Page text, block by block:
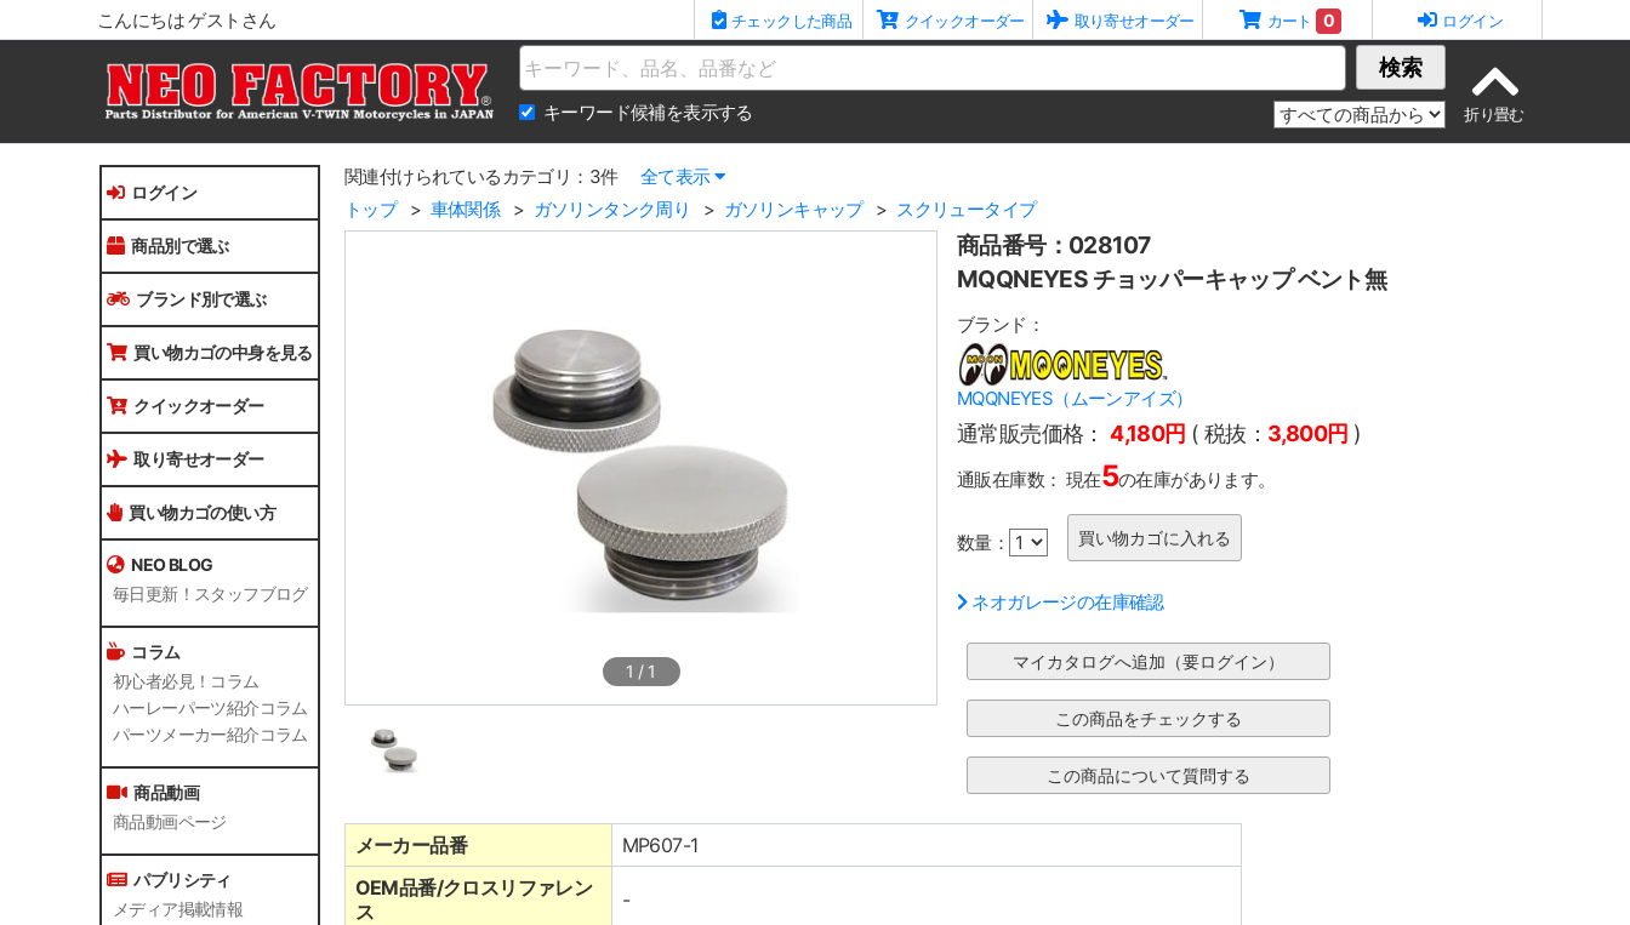
こんにちは ゲストさん チェックした商品 クイックオーダー 取り寄せオーダー カート 0 ログイン
Name 検索
キーワード候補を表示する
ログイン
商品別で選ぶ
ブランド別で選ぶ
買い物カゴの中身を見る
クイックオーダー
取り寄せオーダー
買い物カゴの使い方
NEO BLOG
毎日更新！スタッフブログ
コラム
初心者必見！コラム
ハーレーパーツ紹介コラム
パーツメーカー紹介コラム
商品動画
商品動画ページ
パブリシティ
メディア掲載情報
関連付けられているカテゴリ：3件
全て表示
トップ
車体関係 ガソリンタンク周り ガソリンキャップ スクリュータイプ
1 / 1
商品番号：028107
MQQNEYES チョッパーキャップ ベント無
ブランド：
MQQNEYES（ムーンアイズ）
通常販売価格： 4,180円 ( 税抜： 3,800円 )
通販在庫数： 現在5の在庫があります。
数量：
ネオガレージの在庫確認
メーカー品番
MP607-1
OEM品番/クロスリファレン
ス
-